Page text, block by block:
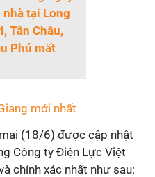
tại Long
Tân Châu,
Phú mất
mới nhất
(18/6) được cập nhật
Công ty Điện Lực Việt
chính xác nhất như sau: